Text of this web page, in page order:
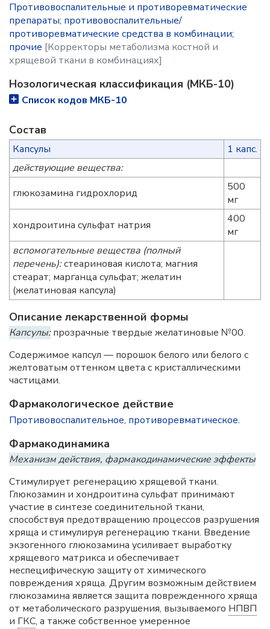
Противовоспалительные и противоревматические
препараты; противовоспалительные/
противоревматические средства в комбинации;
прочие [Корректоры метаболизма костной и
хрящевой ткани в комбинациях]
Нозологическая классификация (МКБ-10)
Список кодов МКБ-10
Состав
Капсулы
1 капс.
действующие вещества:
глюкозамина гидрохлорид
500
мг
хондроитина сульфат натрия
400
мг
вспомогательные вещества (полный
перечень):стеариновая кислота; магния
стеарат; марганца сульфат; желатин
(желатиновая капсула)
Описание лекарственной формы
Капсулы:прозрачные твердые желатиновые №00.
Содержимое капсул — порошок белого или белого с
желтоватым оттенком цвета с кристаллическими
частицами.
Фармакологическое действие
Противовоспалительное, противоревматическое.
Фармакодинамика
Механизм действия, фармакодинамические эффекты
Стимулирует регенерацию хрящевой ткани.
Глюкозамин и хондроитина сульфат принимают
участие в синтезе соединительной ткани,
способствуя предотвращению процессов разрушения
хряща и стимулируя регенерацию ткани. Введение
экзогенного глюкозамина усиливает выработку
хрящевого матрикса и обеспечивает
неспецифическую защиту от химического
повреждения хряща. Другим возможным действием
глюкозамина является защита поврежденного хряща
от метаболического разрушения, вызываемого НПВП
и ГКС, а также собственное умеренное